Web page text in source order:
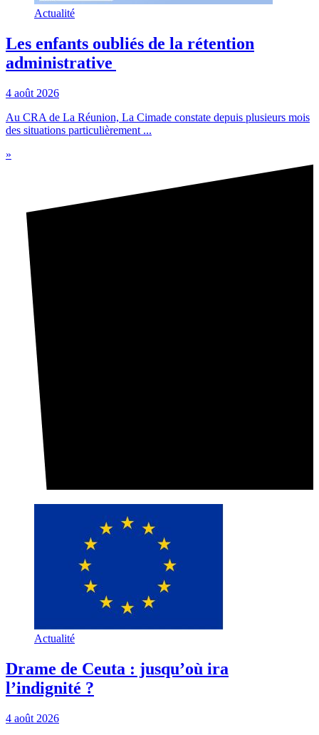
Actualité
Les enfants oubliés de la rétention
administrative
4 août 2026
Au CRA de La Réunion, La Cimade constate depuis plusieurs mois
des situations particulièrement ...
»
Actualité
Drame de Ceuta : jusqu’où ira
l’indignité ?
4 août 2026